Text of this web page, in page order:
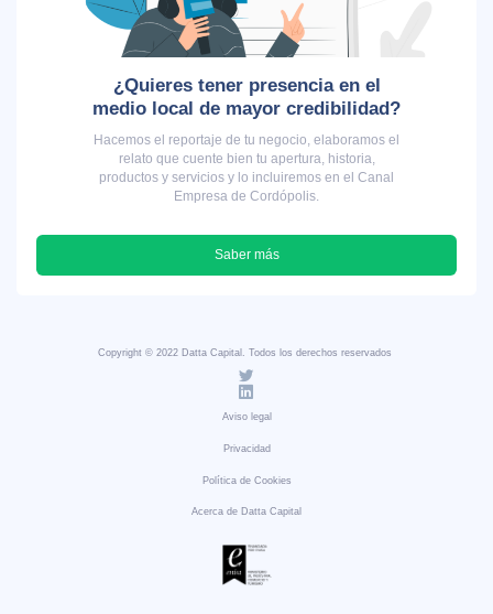
¿Quieres tener presencia en el
medio local de mayor credibilidad?
Hacemos el reportaje de tu negocio, elaboramos el
relato que cuente bien tu apertura, historia,
productos y servicios y lo incluiremos en el Canal
Empresa de Cordópolis.
Saber más
Copyright © 2022 Datta Capital. Todos los derechos reservados
Aviso legal
Privacidad
Política de Cookies
Acerca de Datta Capital